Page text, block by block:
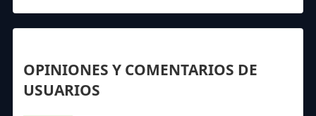
OPINIONES Y COMENTARIOS DE
USUARIOS